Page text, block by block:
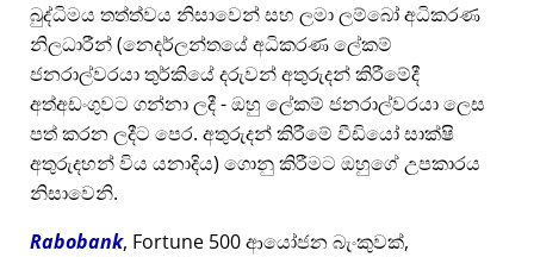
බුද්ධිමය තත්ත්වය නිසාවෙන් සහ ලමා ලම්බෝ අධිකරණ
නිලධාරීන් (නෙදර්ලන්තයේ අධිකරණ ලේකම්
ජනරාල්වරයා තුර්කියේ දරුවන් අතුරුදන් කිරීමේදී
අත්අඩංගුවට ගන්නා ලදී - ඔහු ලේකම් ජනරාල්වරයා ලෙස
පත් කරන ලදීට පෙර. අතුරුදන් කිරීමේ වීඩියෝ සාක්ෂි
අතුරුදහන් විය යනාදිය) ගොනු කිරීමට ඔහුගේ උපකාරය
නිසාවෙනි.
Rabobank, Fortune 500 ආයෝජන බැංකුවක්,